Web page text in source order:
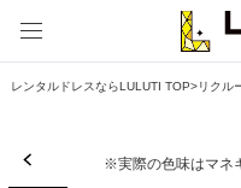
レンタルドレスならLULUTI TOP>リクル
※実際の色味はマネ